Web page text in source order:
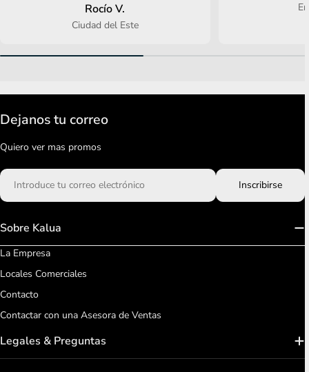
Rocío V.
Ciudad del Este
Sobre Kalua
La Empresa
Locales Comerciales
Contacto
Contactar con una Asesora de Ventas
Legales & Preguntas
Dejanos tu correo
Quiero ver mas promos
Correo
electrónico
Inscribirse